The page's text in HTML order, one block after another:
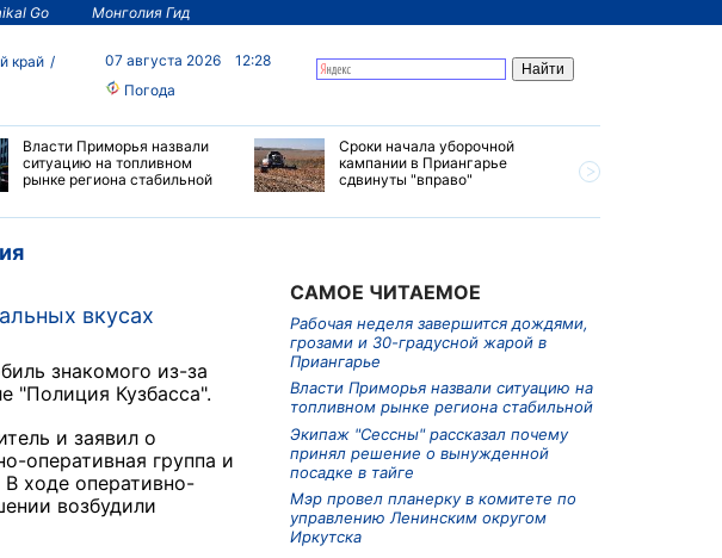
Go Монголия Гид
край 07 августа 2026
12:28
Погода
Власти Приморья назвали
ситуацию на топливном
рынке региона стабильной
Сроки начала уборочной
кампании в Приангарье
сдвинуты "вправо"
вкусах
знакомого из-за
"Полиция Кузбасса".
и заявил о
оперативная группа и
ходе оперативно-
возбудили
САМОЕ ЧИТАЕМОЕ
Рабочая неделя завершится дождями,
грозами и 30-градусной жарой в
Приангарье
Власти Приморья назвали ситуацию на
топливном рынке региона стабильной
Экипаж "Сессны" рассказал почему
принял решение о вынужденной
посадке в тайге
Мэр провел планерку в комитете по
управлению Ленинским округом
Иркутска